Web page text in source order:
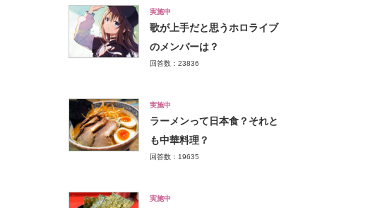
実施中
歌が上手だと思うホロライブ
のメンバーは？
回答数：23836
実施中
ラーメンって日本食？それと
も中華料理？
回答数：19635
実施中